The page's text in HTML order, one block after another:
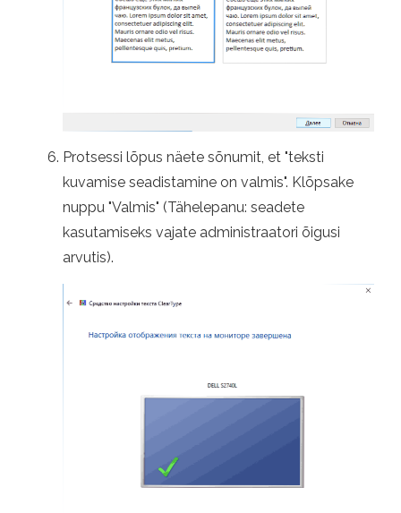
Protsessi lõpus näete sõnumit, et "teksti
kuvamise seadistamine on valmis". Klõpsake
nuppu "Valmis" (Tähelepanu: seadete
kasutamiseks vajate administraatori õigusi
arvutis).